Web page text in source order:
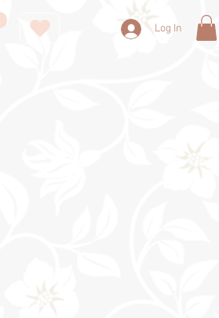
Log In